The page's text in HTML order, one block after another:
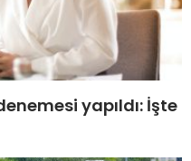
yapıldı: İşte